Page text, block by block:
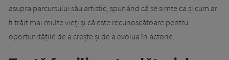
asupra parcursului său artistic, spunând că se simte ca și cum ar
fi trăit mai multe vieți și că este recunoscătoare pentru
oportunitățile de a crește și de a evolua în actorie.